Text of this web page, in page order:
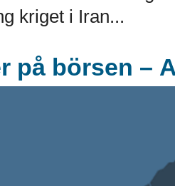
kriget i Iran...
på börsen –